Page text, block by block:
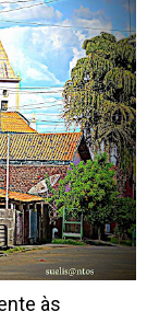
às